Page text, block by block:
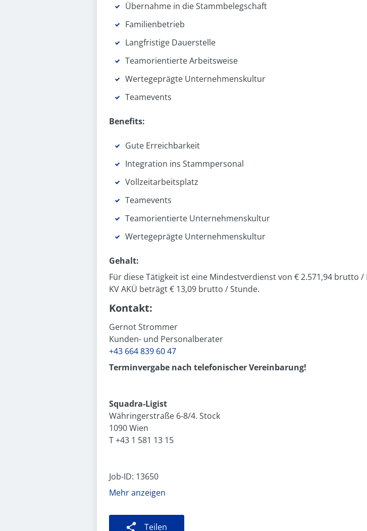
Übernahme in die Stammbelegschaft
Familienbetrieb
Langfristige Dauerstelle
Teamorientierte Arbeitsweise
Wertegeprägte Unternehmenskultur
Teamevents
Benefits:
Gute Erreichbarkeit
Integration ins Stammpersonal
Vollzeit­arbeitsplatz
Teamevents
Teamorientierte Unternehmenskultur
Wertegeprägte Unternehmenskultur
Gehalt:
Für diese Tätigkeit ist eine Mindestverdienst von € 2.571,94 brutto
KV AKÜ beträgt € 13,09 brutto / Stunde.
Kontakt:
Gernot Strommer
Kunden- und Personalberater
+43 664 839 60 47
Terminvergabe nach telefonischer Vereinbarung!
Squadra-Ligist
Währingerstraße 6-8/4. Stock
1090 Wien
T +43 1 581 13 15
Job-ID: 13650
Mehr anzeigen
Teilen